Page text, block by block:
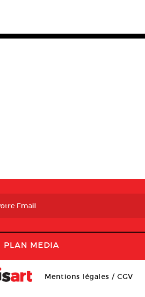
PLAN MEDIA
Mentions légales / CGV